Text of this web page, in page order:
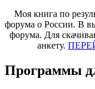
Моя книга по
форума о России. В
форума. Для
анкету.
Программы